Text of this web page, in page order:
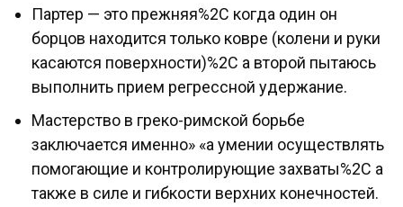
Партер — это прежняя%2C когда один он
борцов находится только ковре (колени и руки
касаются поверхности)%2C а второй пытаюсь
выполнить прием регрессной удержание.
Мастерство в греко-римской борьбе
заключается именно» «а умении осуществлять
помогающие и контролирующие захваты%2C а
также в силе и гибкости верхних конечностей.